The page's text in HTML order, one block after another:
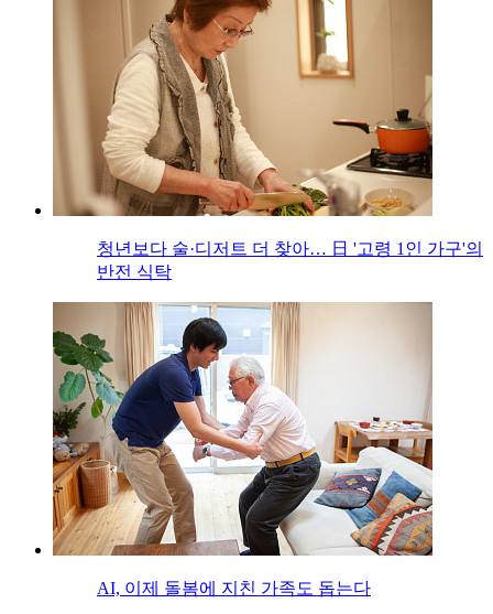
청년보다 술·디저트 더 찾아… 日 '고령 1인 가구'의
반전 식탁
AI, 이제 돌봄에 지친 가족도 돕는다